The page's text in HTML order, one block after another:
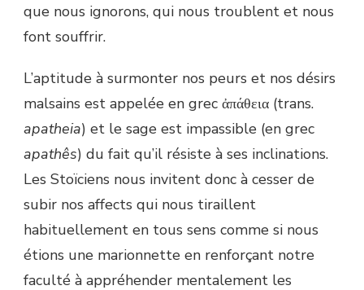
que nous ignorons, qui nous troublent et nous
font souffrir.
L’aptitude à surmonter nos peurs et nos désirs
malsains est appelée en grec ἀπάθεια (trans.
apatheia) et le sage est impassible (en grec
apathês) du fait qu’il résiste à ses inclinations.
Les Stoïciens nous invitent donc à cesser de
subir nos affects qui nous tiraillent
habituellement en tous sens comme si nous
étions une marionnette en renforçant notre
faculté à appréhender mentalement les